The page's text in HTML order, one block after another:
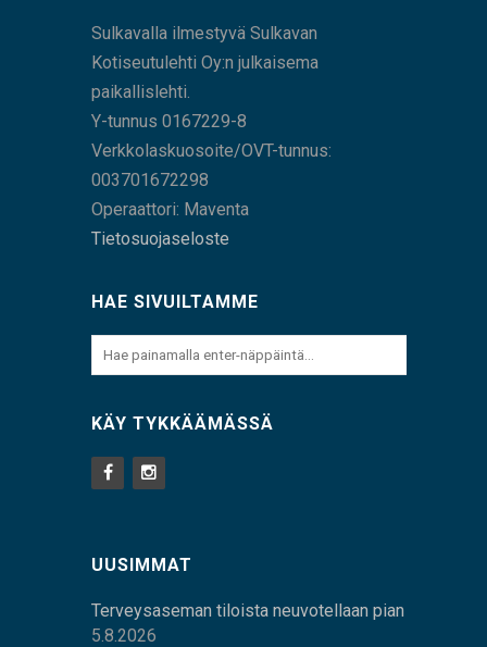
Sulkavalla ilmestyvä Sulkavan
Kotiseutulehti Oy:n julkaisema
paikallislehti.
Y-tunnus 0167229-8
Verkkolaskuosoite/OVT-tunnus:
003701672298
Operaattori: Maventa
Tietosuojaseloste
HAE SIVUILTAMME
KÄY TYKKÄÄMÄSSÄ
UUSIMMAT
Terveysaseman tiloista neuvotellaan pian
5.8.2026